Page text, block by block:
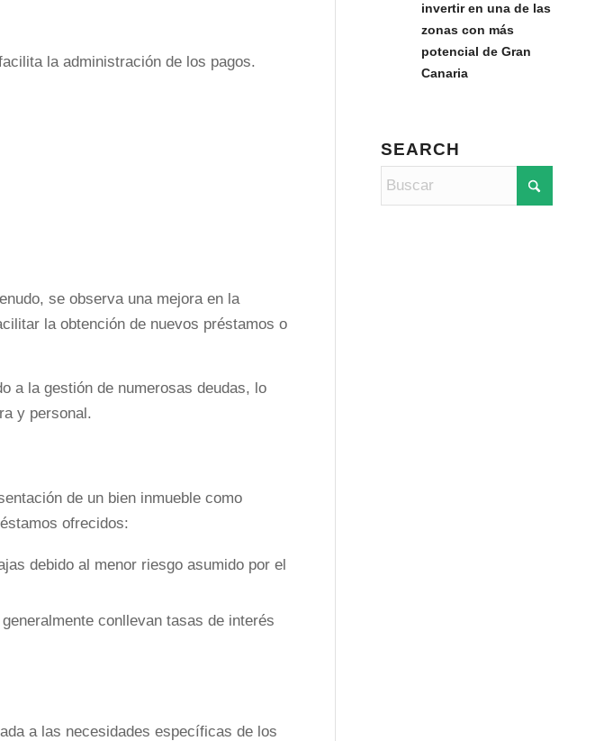
la administración de los pagos.
se observa una mejora en la
la obtención de nuevos préstamos o
a la gestión de numerosas deudas, lo
y personal.
de un bien inmueble como
ofrecidos:
debido al menor riesgo asumido por el
conllevan tasas de interés
a las necesidades específicas de los
invertir en una de las
zonas con más
potencial de Gran
Canaria
SEARCH